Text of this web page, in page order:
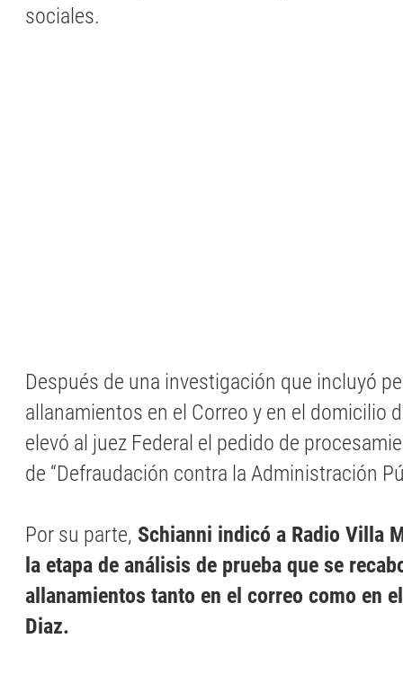
sociales.
Después de una investigación que incluyó
allanamientos en el Correo y en el domicilio
elevó al juez Federal el pedido de
de “Defraudación contra la Administración
Por su parte, Schianni indicó a Radio Villa
la etapa de análisis de prueba que se
allanamientos tanto en el correo como en
Diaz.